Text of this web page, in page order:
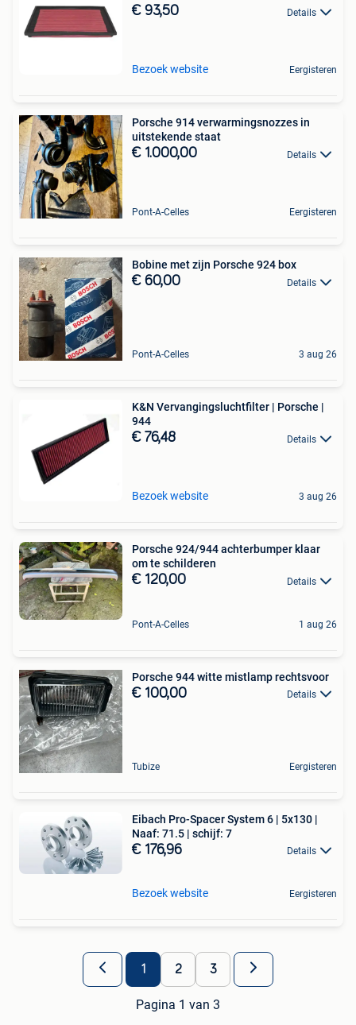
€ 93,50 Details
Bezoek website Eergisteren
Porsche 914 verwarmingsnozzes in
uitstekende staat
€ 1.000,00 Details
Pont-A-Celles Eergisteren
Bobine met zijn Porsche 924 box
€ 60,00 Details
Pont-A-Celles 3 aug 26
K&N Vervangingsluchtfilter | Porsche |
944
€ 76,48 Details
Bezoek website 3 aug 26
Porsche 924/944 achterbumper klaar
om te schilderen
€ 120,00 Details
Pont-A-Celles 1 aug 26
Porsche 944 witte mistlamp rechtsvoor
€ 100,00 Details
Tubize Eergisteren
Eibach Pro-Spacer System 6 | 5x130 |
Naaf: 71.5 | schijf: 7
€ 176,96 Details
Bezoek website Eergisteren
1 2 3
Pagina 1 van 3